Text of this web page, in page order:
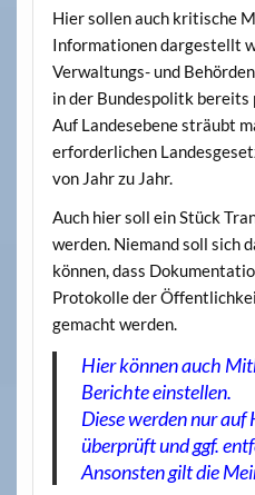
Hier sollen auch kritische
Informationen dargestellt
Verwaltungs- und
in der Bundespolitk bereits
Auf Landesebene sträubt
erforderlichen
von Jahr zu Jahr.
Auch hier soll ein Stück
werden. Niemand soll sich
können, dass
Protokolle der
gemacht werden.
Hier können auch
Berichte einstellen.
Diese werden nur auf
überprüft und ggf.
Ansonsten gilt die